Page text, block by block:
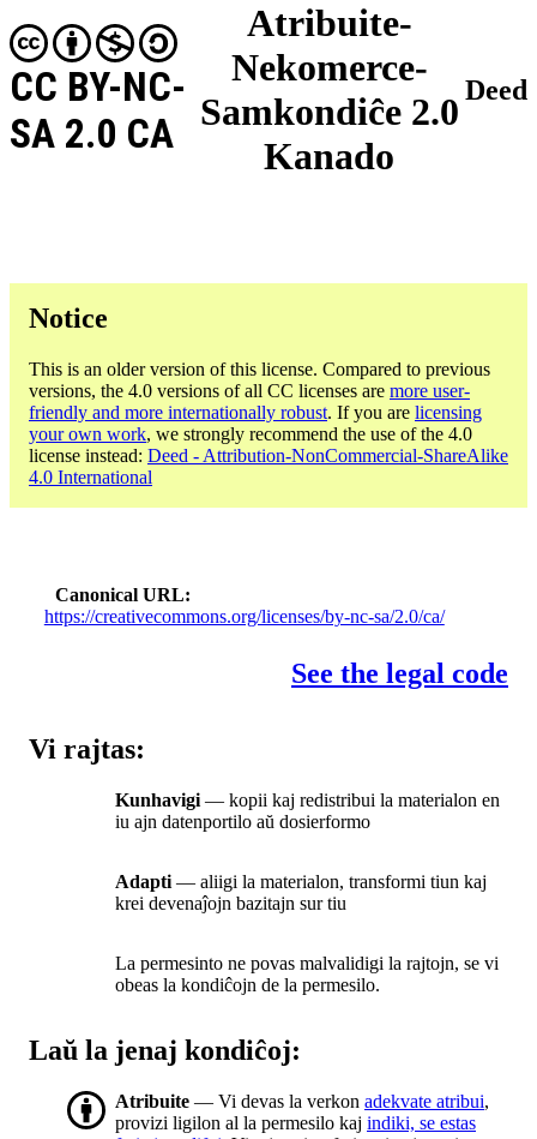
Atribuite-
Nekomerce-
Samkondiĉe 2.0
Kanado
CC BY-NC-
SA 2.0 CA
Deed
Notice
This is an older version of this license. Compared to previous
versions, the 4.0 versions of all CC licenses are more user-
friendly and more internationally robust. If you are licensing
your own work, we strongly recommend the use of the 4.0
license instead: Deed - Attribution-NonCommercial-ShareAlike
4.0 International
Canonical URL
https://creativecommons.org/licenses/by-nc-sa/2.0/ca/
See the legal code
Vi rajtas:
Kunhavigi — kopii kaj redistribui la materialon en
iu ajn datenportilo aŭ dosierformo
Adapti — aliigi la materialon, transformi tiun kaj
krei devenaĵojn bazitajn sur tiu
La permesinto ne povas malvalidigi la rajtojn, se vi
obeas la kondiĉojn de la permesilo.
Laŭ la jenaj kondiĉoj:
Atribuite — Vi devas la verkon adekvate atribui,
provizi ligilon al la permesilo kaj indiki, se estas